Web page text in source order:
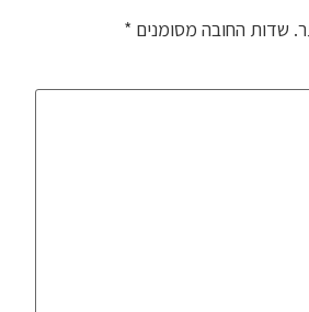
שדות החובה מסומנים *